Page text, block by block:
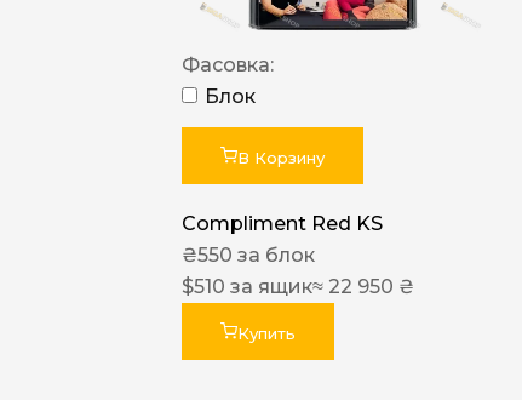
Фасовка:
Блок
В Корзину
Compliment Red KS
₴550 за блок
$510 за ящик≈ 22 950 ₴
Купить